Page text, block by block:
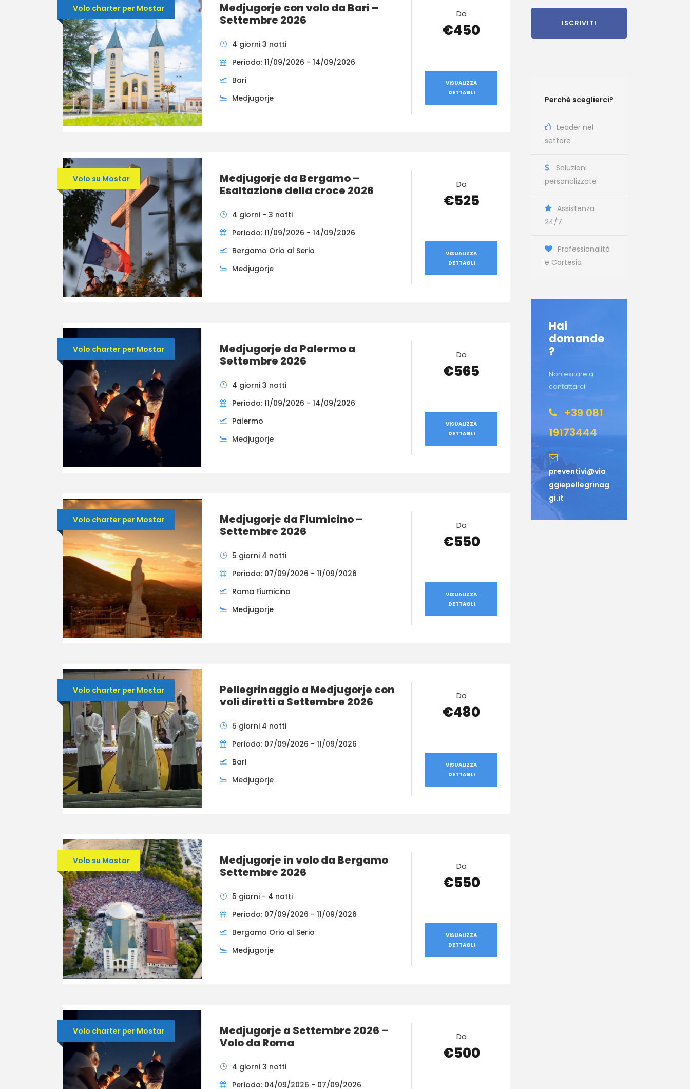
Volo charter per Mostar
Medjugorje con volo da Bari –
Settembre 2026
4 giorni 3 notti
Periodo: 11/09/2026 - 14/09/2026
Bari
Medjugorje
Da
€450
VISUALIZZA
DETTAGLI
Volo su Mostar
Medjugorje da Bergamo –
Esaltazione della croce 2026
4 giorni - 3 notti
Periodo: 11/09/2026 - 14/09/2026
Bergamo Orio al Serio
Medjugorje
Da
€525
VISUALIZZA
DETTAGLI
Volo charter per Mostar
Medjugorje da Palermo a
Settembre 2026
4 giorni 3 notti
Periodo: 11/09/2026 - 14/09/2026
Palermo
Medjugorje
Da
€565
VISUALIZZA
DETTAGLI
Volo charter per Mostar
Medjugorje da Fiumicino –
Settembre 2026
5 giorni 4 notti
Periodo: 07/09/2026 - 11/09/2026
Roma Fiumicino
Medjugorje
Da
€550
VISUALIZZA
DETTAGLI
Volo charter per Mostar
Pellegrinaggio a Medjugorje con
voli diretti a Settembre 2026
5 giorni 4 notti
Periodo: 07/09/2026 - 11/09/2026
Bari
Medjugorje
Da
€480
VISUALIZZA
DETTAGLI
Volo su Mostar
Medjugorje in volo da Bergamo
Settembre 2026
5 giorni - 4 notti
Periodo: 07/09/2026 - 11/09/2026
Bergamo Orio al Serio
Medjugorje
Da
€550
VISUALIZZA
DETTAGLI
Volo charter per Mostar
Medjugorje a Settembre 2026 –
Volo da Roma
4 giorni 3 notti
Periodo: 04/09/2026 - 07/09/2026
Da
€500
Perchè sceglierci?
Leader nel
settore
Soluzioni
personalizzate
Assistenza
24/7
Professionalità
e Cortesia
Hai
domande
?
Non esitare a
contattarci
+39 081
19173444
preventivi@via
ggiepellegrinag
gi.it